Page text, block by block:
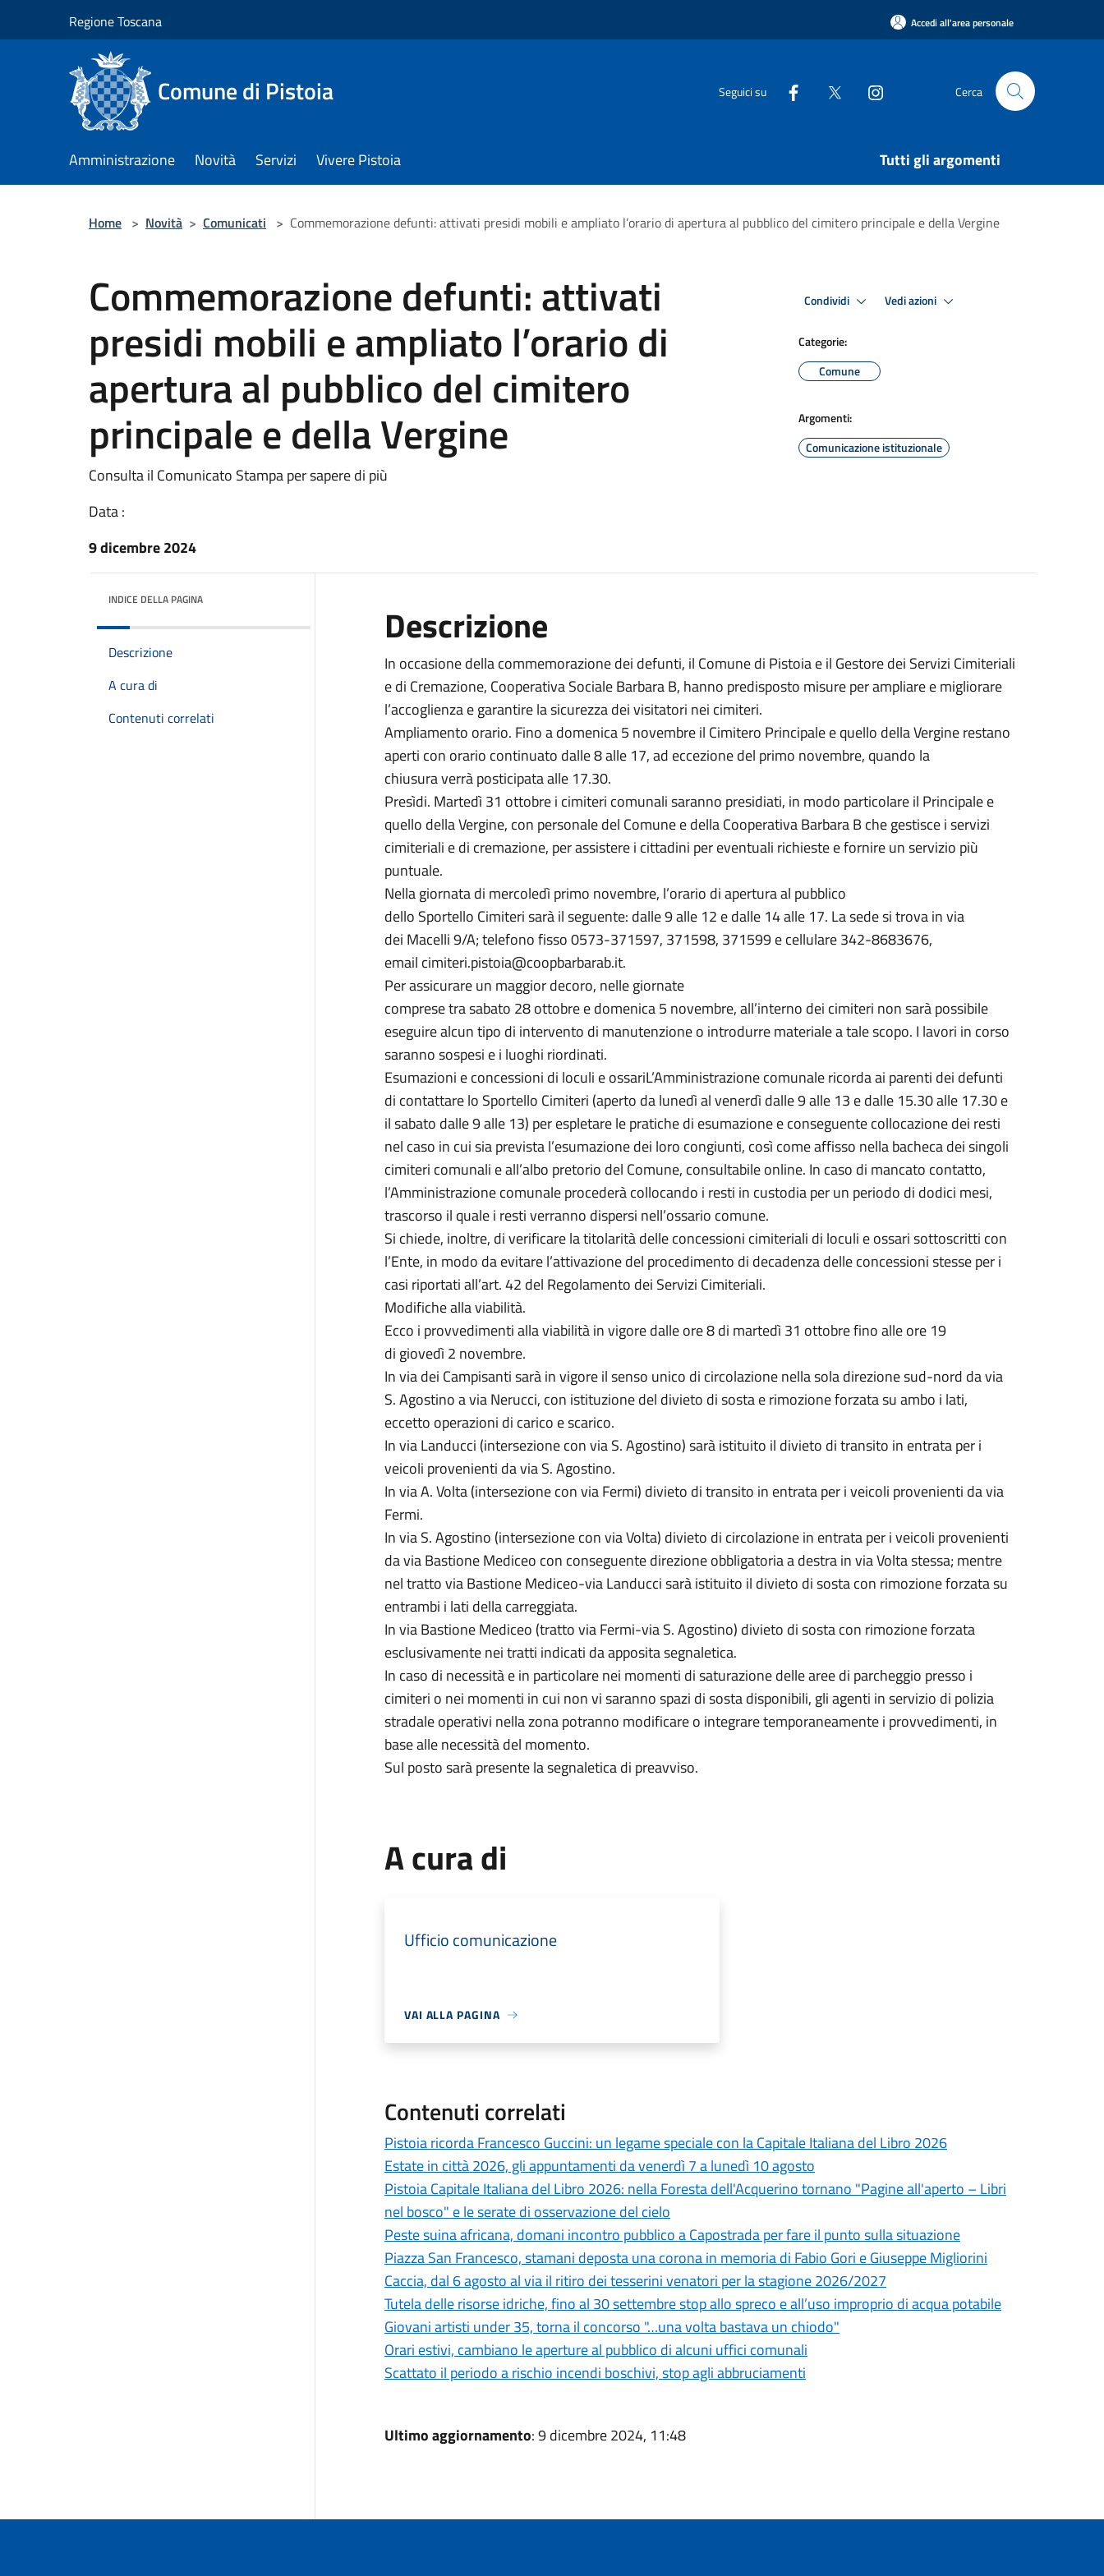
Regione Toscana Accedi all'area personale
Comune di Pistoia Seguici su Cerca
Amministrazione Novità Servizi Vivere Pistoia Tutti gli argomenti
Home > Novità > Comunicati > Commemorazione defunti: attivati presidi mobili e ampliato l’orario di apertura al pubblico del cimitero principale e della Vergine
Commemorazione defunti: attivati
presidi mobili e ampliato l’orario di
apertura al pubblico del cimitero
principale e della Vergine
Consulta il Comunicato Stampa per sapere di più
Data :
9 dicembre 2024
Condividi Vedi azioni
Categorie:
Comune
Argomenti:
Comunicazione istituzionale
INDICE DELLA PAGINA
Descrizione
A cura di
Contenuti correlati
Descrizione
In occasione della commemorazione dei defunti, il Comune di Pistoia e il Gestore dei Servizi Cimiteriali
e di Cremazione, Cooperativa Sociale Barbara B, hanno predisposto misure per ampliare e migliorare
l’accoglienza e garantire la sicurezza dei visitatori nei cimiteri.
Ampliamento orario. Fino a domenica 5 novembre il Cimitero Principale e quello della Vergine restano
aperti con orario continuato dalle 8 alle 17, ad eccezione del primo novembre, quando la
chiusura verrà posticipata alle 17.30.
Presìdi. Martedì 31 ottobre i cimiteri comunali saranno presidiati, in modo particolare il Principale e
quello della Vergine, con personale del Comune e della Cooperativa Barbara B che gestisce i servizi
cimiteriali e di cremazione, per assistere i cittadini per eventuali richieste e fornire un servizio più
puntuale.
Nella giornata di mercoledì primo novembre, l’orario di apertura al pubblico
dello Sportello Cimiteri sarà il seguente: dalle 9 alle 12 e dalle 14 alle 17. La sede si trova in via
dei Macelli 9/A; telefono fisso 0573-371597, 371598, 371599 e cellulare 342-8683676,
email cimiteri.pistoia@coopbarbarab.it.
Per assicurare un maggior decoro, nelle giornate
comprese tra sabato 28 ottobre e domenica 5 novembre, all’interno dei cimiteri non sarà possibile
eseguire alcun tipo di intervento di manutenzione o introdurre materiale a tale scopo. I lavori in corso
saranno sospesi e i luoghi riordinati.
Esumazioni e concessioni di loculi e ossariL’Amministrazione comunale ricorda ai parenti dei defunti
di contattare lo Sportello Cimiteri (aperto da lunedì al venerdì dalle 9 alle 13 e dalle 15.30 alle 17.30 e
il sabato dalle 9 alle 13) per espletare le pratiche di esumazione e conseguente collocazione dei resti
nel caso in cui sia prevista l’esumazione dei loro congiunti, così come affisso nella bacheca dei singoli
cimiteri comunali e all’albo pretorio del Comune, consultabile online. In caso di mancato contatto,
l’Amministrazione comunale procederà collocando i resti in custodia per un periodo di dodici mesi,
trascorso il quale i resti verranno dispersi nell’ossario comune.
Si chiede, inoltre, di verificare la titolarità delle concessioni cimiteriali di loculi e ossari sottoscritti con
l’Ente, in modo da evitare l’attivazione del procedimento di decadenza delle concessioni stesse per i
casi riportati all’art. 42 del Regolamento dei Servizi Cimiteriali.
Modifiche alla viabilità.
Ecco i provvedimenti alla viabilità in vigore dalle ore 8 di martedì 31 ottobre fino alle ore 19
di giovedì 2 novembre.
In via dei Campisanti sarà in vigore il senso unico di circolazione nella sola direzione sud-nord da via
S. Agostino a via Nerucci, con istituzione del divieto di sosta e rimozione forzata su ambo i lati,
eccetto operazioni di carico e scarico.
In via Landucci (intersezione con via S. Agostino) sarà istituito il divieto di transito in entrata per i
veicoli provenienti da via S. Agostino.
In via A. Volta (intersezione con via Fermi) divieto di transito in entrata per i veicoli provenienti da via
Fermi.
In via S. Agostino (intersezione con via Volta) divieto di circolazione in entrata per i veicoli provenienti
da via Bastione Mediceo con conseguente direzione obbligatoria a destra in via Volta stessa; mentre
nel tratto via Bastione Mediceo-via Landucci sarà istituito il divieto di sosta con rimozione forzata su
entrambi i lati della carreggiata.
In via Bastione Mediceo (tratto via Fermi-via S. Agostino) divieto di sosta con rimozione forzata
esclusivamente nei tratti indicati da apposita segnaletica.
In caso di necessità e in particolare nei momenti di saturazione delle aree di parcheggio presso i
cimiteri o nei momenti in cui non vi saranno spazi di sosta disponibili, gli agenti in servizio di polizia
stradale operativi nella zona potranno modificare o integrare temporaneamente i provvedimenti, in
base alle necessità del momento.
Sul posto sarà presente la segnaletica di preavviso.
A cura di
Ufficio comunicazione
VAI ALLA PAGINA
Contenuti correlati
Pistoia ricorda Francesco Guccini: un legame speciale con la Capitale Italiana del Libro 2026
Estate in città 2026, gli appuntamenti da venerdì 7 a lunedì 10 agosto
Pistoia Capitale Italiana del Libro 2026: nella Foresta dell'Acquerino tornano "Pagine all'aperto – Libri
nel bosco" e le serate di osservazione del cielo
Peste suina africana, domani incontro pubblico a Capostrada per fare il punto sulla situazione
Piazza San Francesco, stamani deposta una corona in memoria di Fabio Gori e Giuseppe Migliorini
Caccia, dal 6 agosto al via il ritiro dei tesserini venatori per la stagione 2026/2027
Tutela delle risorse idriche, fino al 30 settembre stop allo spreco e all’uso improprio di acqua potabile
Giovani artisti under 35, torna il concorso "…una volta bastava un chiodo"
Orari estivi, cambiano le aperture al pubblico di alcuni uffici comunali
Scattato il periodo a rischio incendi boschivi, stop agli abbruciamenti
Ultimo aggiornamento: 9 dicembre 2024, 11:48